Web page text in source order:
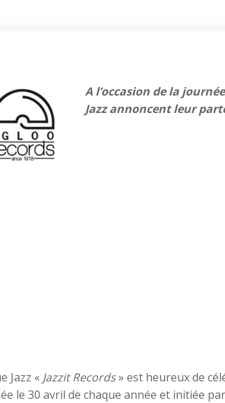
A l’occasion de la
Jazz annoncent leur
Jazz « Jazzit Records» est heureux de
le 30 avril de chaque année et initiée